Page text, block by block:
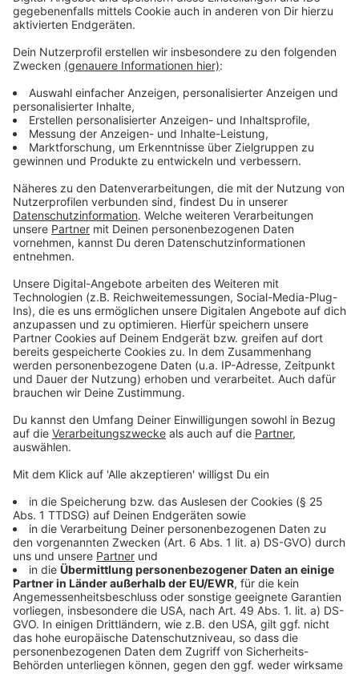
Fahrer alkoholisiert und ohne Führerschein
Anzeige
Die vier Insassen liefen danach weg. Drei Männer
wurden kurz darauf festgenommen, auch mit Hilfe
eines Diensthundes. Ein Tatverdächtiger wurde dabei
verletzt und kam ins Krankenhaus. Nach Angaben der
Polizei stand der Fahrer unter Alkoholeinfluss und
hatte keinen Führerschein. Außerdem war der
Wohnwagen nach ersten Erkenntnissen offenbar kurz
zuvor in Düsseldorf gestohlen worden.
Anzeige
Polizei ermittelt weiter
Anzeige
Die Polizei ermittelt weiter zu dem Vorfall. Gegen
bereits ein Haftbefehl vor. Die beiden anderen
Tatverdächtigen sitzen im Polizeigewahrsam. Zu dem
vierten Insassen gibt es bisher keine weiteren
Angaben. Weitere Details will die Polizei im Laufe der
Ermittlungen klären.
Anzeige
Anzeige